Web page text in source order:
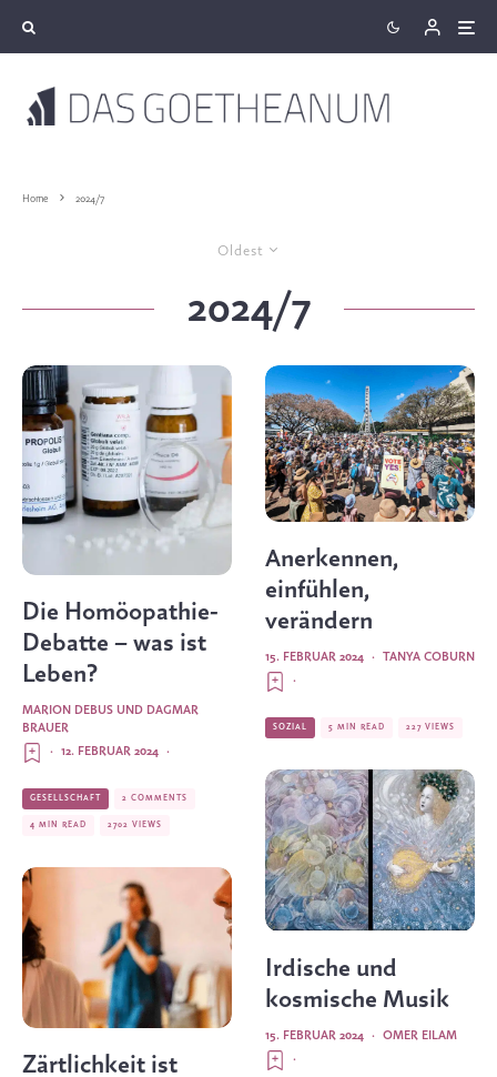
Home 2024/7
Oldest
2024/7
Die Homöopathie-
Debatte – was ist
Leben?
MARION DEBUS UND DAGMAR
BRAUER
·
12. FEBRUAR 2024
·
GESELLSCHAFT 2 COMMENTS
4 MIN READ 2702 VIEWS
Zärtlichkeit ist
Anerkennen,
einfühlen,
verändern
TANYA COBURN
·
15. FEBRUAR 2024
·
SOZIAL 5 MIN READ 227 VIEWS
Irdische und
kosmische Musik
OMER EILAM
·
15. FEBRUAR 2024
·